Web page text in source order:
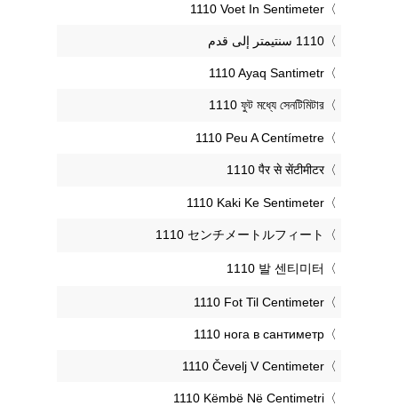
‎1110 Voet In Sentimeter
‎1110 Ayaq Santimetr
‎1110 ফুট মধ্যে সেনটিমিটার
‎1110 Peu A Centímetre
‎1110 पैर से सेंटीमीटर
‎1110 Kaki Ke Sentimeter
‎1110 センチメートルフィート
‎1110 발 센티미터
‎1110 Fot Til Centimeter
‎1110 нога в сантиметр
‎1110 Čevelj V Centimeter
‎1110 Këmbë Në Centimetri